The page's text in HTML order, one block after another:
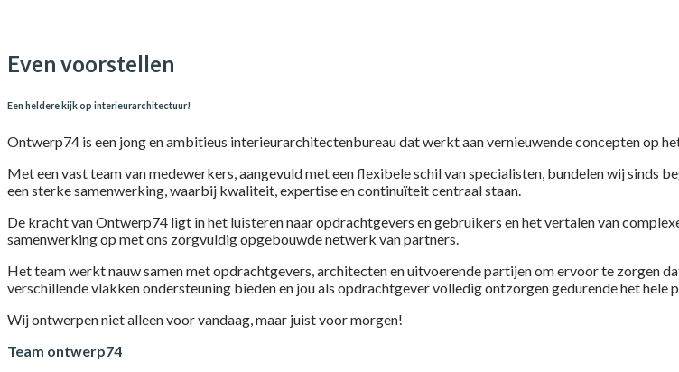
Even voorstellen
Een heldere kijk op interieurarchitectuur!
Ontwerp74 is een jong en ambitieus interieurarchitectenbureau dat werkt aan vernieuwende concepten op
Met een vast team van medewerkers, aangevuld met een flexibele schil van specialisten, bundelen wij sinds
een sterke samenwerking, waarbij kwaliteit, expertise en continuïteit centraal staan.
De kracht van Ontwerp74 ligt in het luisteren naar opdrachtgevers en gebruikers en het vertalen van
samenwerking op met ons zorgvuldig opgebouwde netwerk van partners.
Het team werkt nauw samen met opdrachtgevers, architecten en uitvoerende partijen om ervoor te zorgen
verschillende vlakken ondersteuning bieden en jou als opdrachtgever volledig ontzorgen gedurende het hele
Wij ontwerpen niet alleen voor vandaag, maar juist voor morgen!
Team ontwerp74